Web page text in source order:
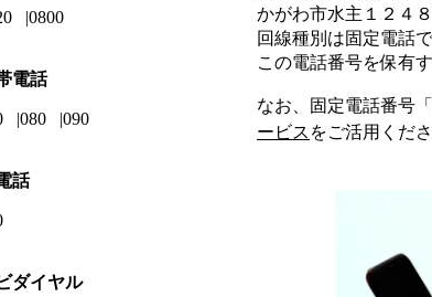
かがわ市水主１２４８
回線種別は固定電話
この電話番号を保有
なお、固定電話番号「
ービス をご活用くださ
0800
電話
080 090
話
ダイヤル